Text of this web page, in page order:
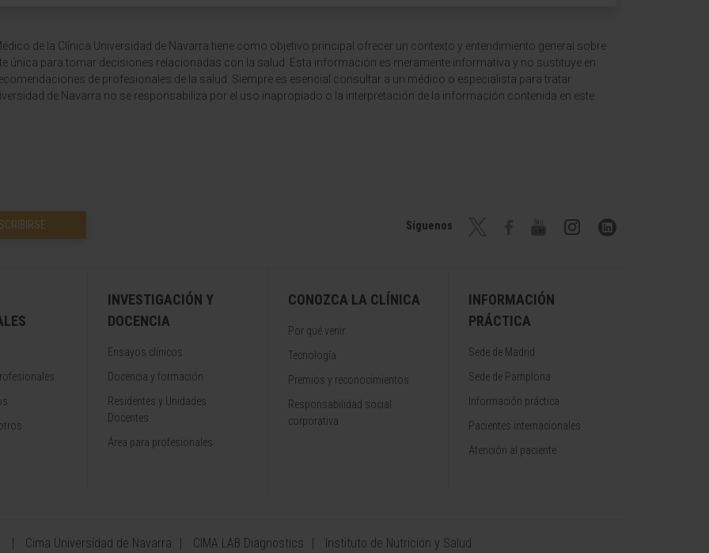
de la Clínica Universidad de Navarra tiene como objetivo principal ofrecer un contexto y entendimiento general sobre
única para tomar decisiones relacionadas con la salud. Esta información es meramente informativa y no sustituye en
de profesionales de la salud. Siempre es esencial consultar a un médico o especialista para tratar
de Navarra no se responsabiliza por el uso inapropiado o la interpretación de la información contenida en este
Síguenos
INVESTIGACIÓN Y
DOCENCIA
Ensayos clínicos
Docencia y formación
Residentes y Unidades
Docentes
Área para profesionales
CONOZCA LA CLÍNICA
Por qué venir
Tecnología
Premios y reconocimientos
Responsabilidad social
corporativa
INFORMACIÓN
PRÁCTICA
Sede de Madrid
Sede de Pamplona
Información práctica
Pacientes internacionales
Atención al paciente
Cima Universidad de Navarra CIMA LAB Diagnostics Instituto de Nutrición y Salud